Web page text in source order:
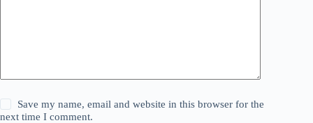
Save my name, email and website in this browser for the
next time I comment.